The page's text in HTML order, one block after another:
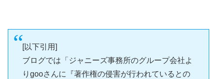
[以下引用]
ブログでは「ジャニーズ事務所のグループ会社よ
りgooさんに『著作権の侵害が行われているとの